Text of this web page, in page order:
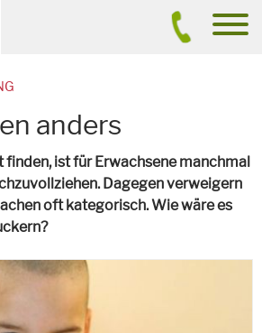
anders
finden, ist für Erwachsene manchmal
Dagegen verweigern
oft kategorisch. Wie wäre es